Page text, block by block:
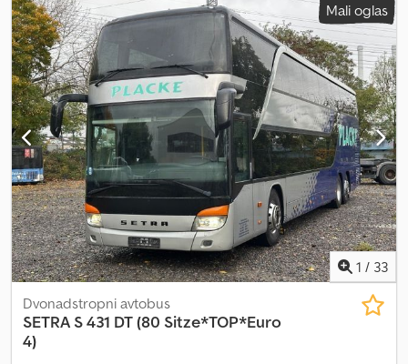
Mali oglas
1 / 33
Dvonadstropni avtobus
SETRA S 431 DT (80 Sitze*TOP*Euro
4)